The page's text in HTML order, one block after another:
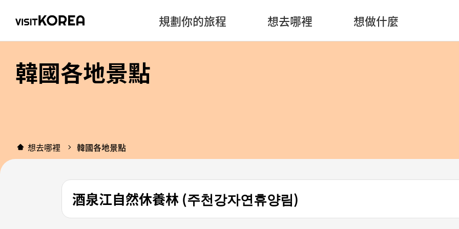
規劃你的旅程 想去哪裡 想做什麼
韓國各地景點
想去哪裡 韓國各地景點
酒泉江自然休養林 (주천강자연휴양림)